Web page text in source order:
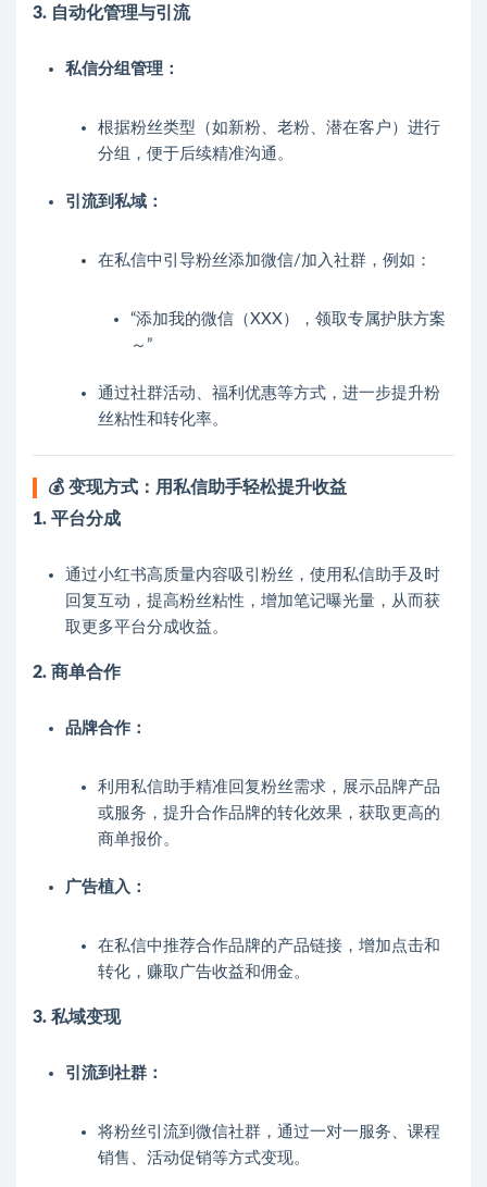
3. 自动化管理与引流
私信分组管理：
根据粉丝类型（如新粉、老粉、潜在客户）进行
分组，便于后续精准沟通。
引流到私域：
在私信中引导粉丝添加微信/加入社群，例如：
“添加我的微信（XXX），领取专属护肤方案
～”
通过社群活动、福利优惠等方式，进一步提升粉
丝粘性和转化率。
💰 变现方式：用私信助手轻松提升收益
1. 平台分成
通过小红书高质量内容吸引粉丝，使用私信助手及时
回复互动，提高粉丝粘性，增加笔记曝光量，从而获
取更多平台分成收益。
2. 商单合作
品牌合作：
利用私信助手精准回复粉丝需求，展示品牌产品
或服务，提升合作品牌的转化效果，获取更高的
商单报价。
广告植入：
在私信中推荐合作品牌的产品链接，增加点击和
转化，赚取广告收益和佣金。
3. 私域变现
引流到社群：
将粉丝引流到微信社群，通过一对一服务、课程
销售、活动促销等方式变现。